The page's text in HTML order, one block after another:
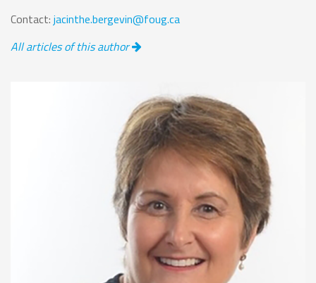
Contact: jacinthe.bergevin@foug.ca
All articles of this author